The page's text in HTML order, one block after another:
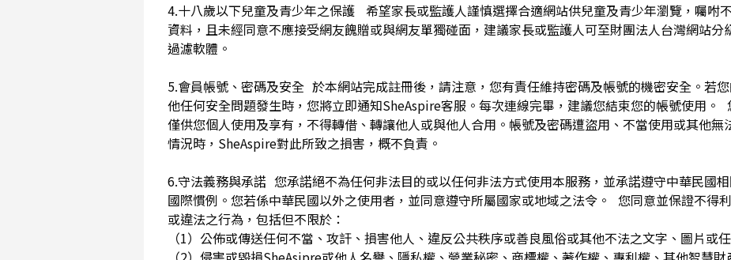
4.十八歲以下兒童及青少年之保護 希望家長或監護人謹慎選擇合適網站供兒童及青少年瀏覽，囑咐
資料，且未經同意不應接受網友餽贈或與網友單獨碰面，建議家長或監護人可至財團法人台灣網站分
過濾軟體。
5.會員帳號、密碼及安全 於本網站完成註冊後，請注意，您有責任維持密碼及帳號的機密安全。若
他任何安全問題發生時，您將立即通知SheAspire客服。每次連線完畢，建議您結束您的帳號使用。
僅供您個人使用及享有，不得轉借、轉讓他人或與他人合用。帳號及密碼遭盜用、不當使用或其他無
情況時，SheAspire對此所致之損害，概不負責。
6.守法義務與承諾 您承諾絕不為任何非法目的或以任何非法方式使用本服務，並承諾遵守中華民國
國際慣例。您若係中華民國以外之使用者，並同意遵守所屬國家或地域之法令。 您同意並保證不得
或違法之行為，包括但不限於：
（1）公佈或傳送任何不當、攻訐、損害他人、違反公共秩序或善良風俗或其他不法之文字、圖片或